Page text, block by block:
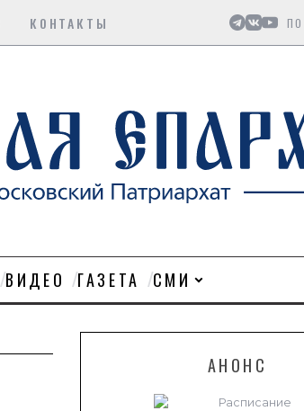
КОНТАКТЫ
ВИДЕО ГАЗЕТА СМИ
АНОНС
Расписание